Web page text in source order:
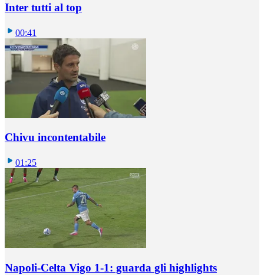
Inter tutti al top
00:41
Chivu incontentabile
01:25
Napoli-Celta Vigo 1-1: guarda gli highlights